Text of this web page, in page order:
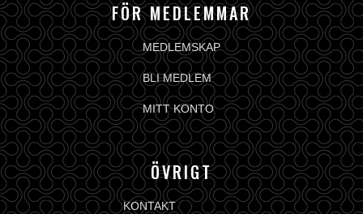
FÖR MEDLEMMAR
MEDLEMSKAP
BLI MEDLEM
MITT KONTO
ÖVRIGT
KONTAKT